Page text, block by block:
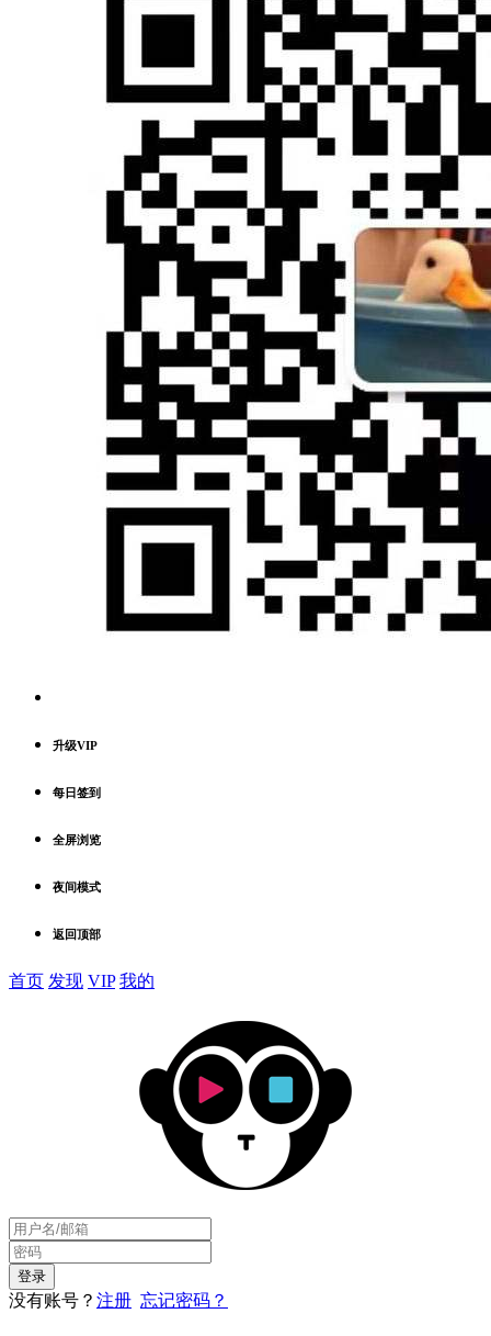
升级VIP
每日签到
全屏浏览
夜间模式
返回顶部
首页 发现 VIP 我的
没有账号？ 注册 忘记密码？